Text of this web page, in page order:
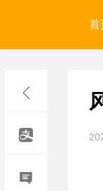
首